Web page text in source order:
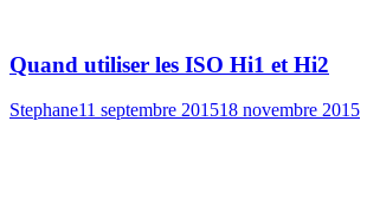
Quand utiliser les ISO Hi1 et Hi2
Stephane11 septembre 201518 novembre 2015